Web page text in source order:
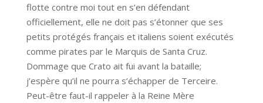
flotte contre moi tout en s’en défendant
officiellement, elle ne doit pas s’étonner que ses
petits protégés français et italiens soient exécutés
comme pirates par le Marquis de Santa Cruz.
Dommage que Crato ait fui avant la bataille;
j’espère qu’il ne pourra s’échapper de Terceire.
Peut-être faut-il rappeler à la Reine Mère